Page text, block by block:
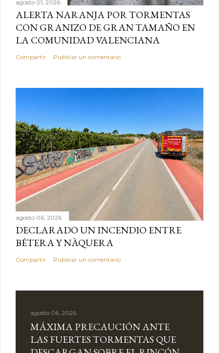
agosto 01, 2026
ALERTA NARANJA POR TORMENTAS
CON GRANIZO DE GRAN TAMAÑO EN
LA COMUNIDAD VALENCIANA
Compartir Publicar un comentario
agosto 06, 2026
DECLARADO UN INCENDIO ENTRE
BÉTERA Y NÀQUERA
Compartir Publicar un comentario
agosto 06, 2026
MÁXIMA PRECAUCIÓN ANTE
LAS FUERTES TORMENTAS QUE